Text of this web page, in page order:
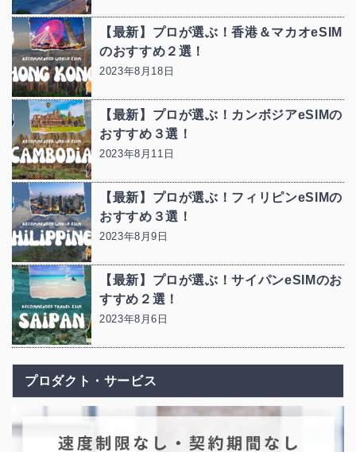
【最新】プロが選ぶ！香港＆マカオeSIM
のおすすめ２選！
2023年8月18日
【最新】プロが選ぶ！カンボジアeSIMの
おすすめ３選！
2023年8月11日
【最新】プロが選ぶ！フィリピンeSIMの
おすすめ３選！
2023年8月9日
【最新】プロが選ぶ！サイパンeSIMのお
すすめ２選！
2023年8月6日
プロダクト・サービス